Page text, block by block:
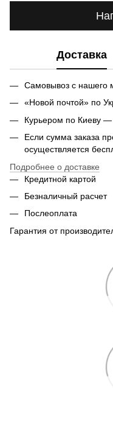
Доставка
Самовывоз с нашего
«Новой почтой» по
Курьером по Киеву —
Если сумма заказа
осуществляется
Подробнее о доставке
Кредитной картой
Безналичный расчет
Послеоплата
Гарантия от